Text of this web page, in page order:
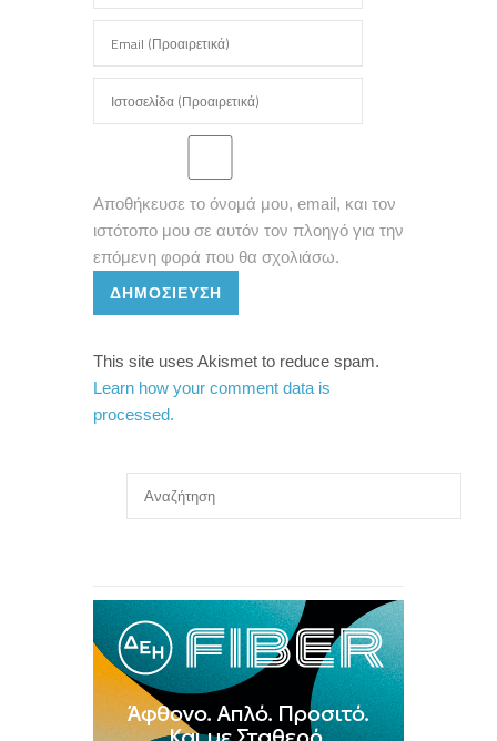
Αποθήκευσε το όνομά μου, email, και τον
ιστότοπο μου σε αυτόν τον πλοηγό για την
επόμενη φορά που θα σχολιάσω.
ΔΗΜΟΣΊΕΥΣΗ
This site uses Akismet to reduce spam.
Learn how your comment data is
processed.